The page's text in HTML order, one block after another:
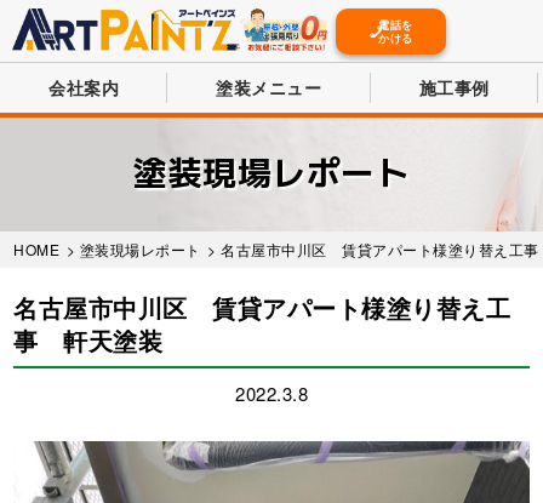
電話を
かける
会社案内 塗装メニュー 施工事例
塗装現場レポート
HOME > 塗装現場レポート > 名古屋市中川区 賃貸アパート様塗り替え工
名古屋市中川区 賃貸アパート様塗り替え工
事 軒天塗装
2022.3.8